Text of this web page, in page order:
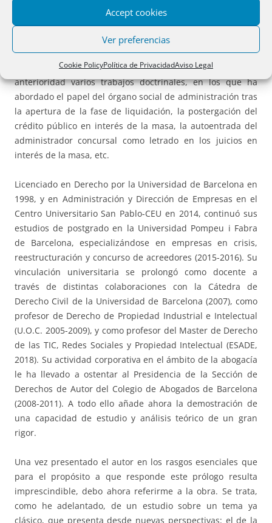
Accept cookies
Ver preferencias
Cookie PolicyPolítica de PrivacidadAviso Legal
especialmente en el campo del Derecho concursal. Se
trata, pues, de una materia que conoce bien no sólo en el
plano teórico y académico, sino también en el práctico a
través de su intensa actividad como administrador
concursal, y sobre la que ya había publicado con
anterioridad varios trabajos doctrinales, en los que ha
abordado el papel del órgano social de administración tras
la apertura de la fase de liquidación, la postergación del
crédito público en interés de la masa, la autoentrada del
administrador concursal como letrado en los juicios en
interés de la masa, etc.
Licenciado en Derecho por la Universidad de Barcelona en
1998, y en Administración y Dirección de Empresas en el
Centro Universitario San Pablo-CEU en 2014, continuó sus
estudios de postgrado en la Universidad Pompeu i Fabra
de Barcelona, especializándose en empresas en crisis,
reestructuración y concurso de acreedores (2015-2016). Su
vinculación universitaria se prolongó como docente a
través de distintas colaboraciones con la Cátedra de
Derecho Civil de la Universidad de Barcelona (2007), como
profesor de Derecho de Propiedad Industrial e Intelectual
(U.O.C. 2005-2009), y como profesor del Master de Derecho
de las TIC, Redes Sociales y Propiedad Intelectual (ESADE,
2018). Su actividad corporativa en el ámbito de la abogacía
le ha llevado a ostentar al Presidencia de la Sección de
Derechos de Autor del Colegio de Abogados de Barcelona
(2008-2011). A todo ello añade ahora la demostración de
una capacidad de estudio y análisis teórico de un gran
rigor.
Una vez presentado el autor en los rasgos esenciales que
para el propósito a que responde este prólogo resulta
imprescindible, debo ahora referirme a la obra. Se trata,
como he adelantado, de un estudio sobre un tema ya
clásico, que presenta desde nuevas perspectivas: el de la